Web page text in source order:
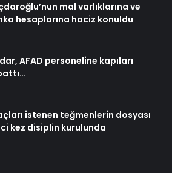
mal varlıklarına ve
hesaplarına haciz konuldu
AFAD personeline kapıları
istenen teğmenlerin dosyası
kez disiplin kurulunda